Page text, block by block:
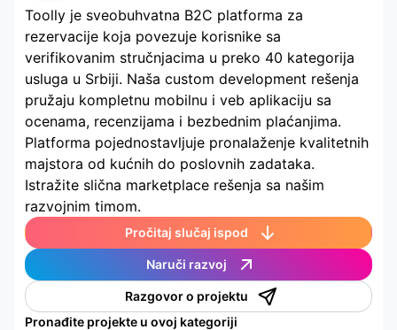
Toolly je sveobuhvatna B2C platforma za
rezervacije koja povezuje korisnike sa
verifikovanim stručnjacima u preko 40 kategorija
usluga u Srbiji. Naša custom development rešenja
pružaju kompletnu mobilnu i veb aplikaciju sa
ocenama, recenzijama i bezbednim plaćanjima.
Platforma pojednostavljuje pronalaženje kvalitetnih
majstora od kućnih do poslovnih zadataka.
Istražite slična marketplace rešenja sa našim
razvojnim timom.
Pročitaj slučaj ispod
Naruči razvoj
Razgovor o projektu
Pronađite projekte u ovoj kategoriji